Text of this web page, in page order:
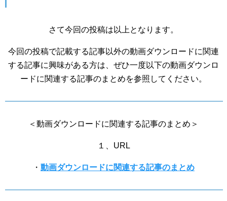
さて今回の投稿は以上となります。
今回の投稿で記載する記事以外の動画ダウンロードに関連
する記事に興味がある方は、ぜひ一度以下の動画ダウンロ
ードに関連する記事のまとめを参照してください。
＜動画ダウンロードに関連する記事のまとめ＞
１、URL
・ 動画ダウンロードに関連する記事のまとめ